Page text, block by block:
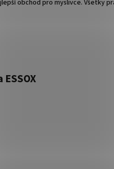
obchod pro myslivce. Všetky